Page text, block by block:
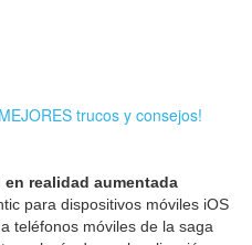
trucos y consejos!
en realidad aumentada
para dispositivos móviles iOS
teléfonos móviles de la saga